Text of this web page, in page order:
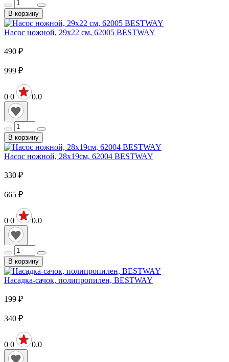
В корзину
Насос ножной, 29х22 см, 62005 BESTWAY
490 ₽
999 ₽
0 0 0.0
В корзину
Насос ножной, 28х19см, 62004 BESTWAY
330 ₽
665 ₽
0 0 0.0
В корзину
Насадка-сачок, полипропилен, BESTWAY
199 ₽
340 ₽
0 0 0.0